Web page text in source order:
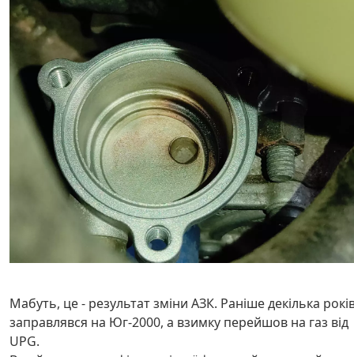
Мабуть, це - результат зміни АЗК. Раніше декілька
заправлявся на Юг-2000, а взимку перейшов на газ від
UPG.